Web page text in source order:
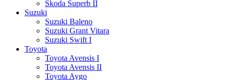
Skoda Superb II
Suzuki
Suzuki Baleno
Suzuki Grant Vitara
Suzuki Swift I
Toyota
Toyota Avensis I
Toyota Avensis II
Toyota Aygo